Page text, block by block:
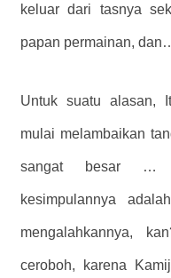
keluar dari tasnya
papan permainan,
Untuk suatu alasan,
mulai melambaikan
sangat besar …
kesimpulannya
mengalahkannya,
ceroboh, karena